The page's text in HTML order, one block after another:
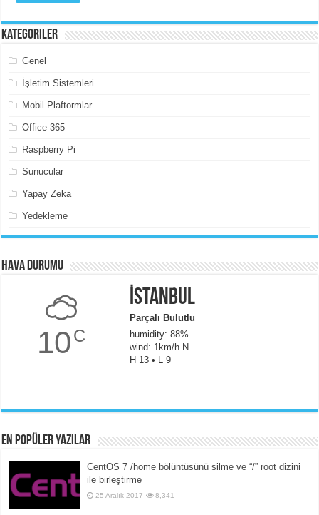
Kategoriler
Genel
İşletim Sistemleri
Mobil Plaftormlar
Office 365
Raspberry Pi
Sunucular
Yapay Zeka
Yedekleme
Hava Durumu
10C
İstanbul
Parçalı Bulutlu
humidity: 88%
wind: 1km/h N
H 13 • L 9
En popüler yazılar
CentOS 7 /home bölüntüsünü silme ve “/” root dizini
ile birleştirme
25 Aralık 2017 8,341